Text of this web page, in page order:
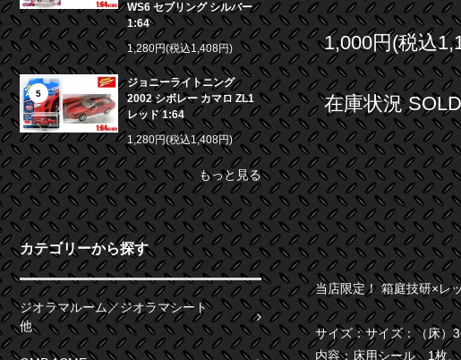
WS6 セブリング シルバー
1:64
1,280円(税込1,408円)
5
ジョニーライトニング
2002 シボレー カマロ ZL1
レッド 1:64
1,280円(税込1,408円)
もっと見る
カテゴリーから探す
ジオラマルーム／ジオラマシート
他
1,000円(税込
在庫状況
当店限定！ 箱庭技研×レ
サイズ：サイズ：（床）
内容：床用シール 1枚、